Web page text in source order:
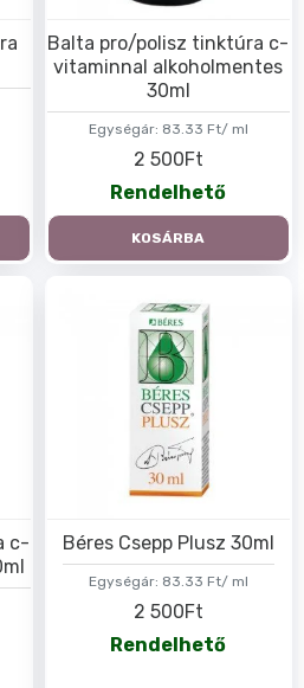
Egységár: 83.33 Ft/ ml
Balta pro/polisz tinktúra c-
vitaminnal alkoholmentes
30ml
2 500Ft
Rendelhető
KOSÁRBA
c-
Egységár: 83.33 Ft/ ml
Béres Csepp Plusz 30ml
2 500Ft
Rendelhető